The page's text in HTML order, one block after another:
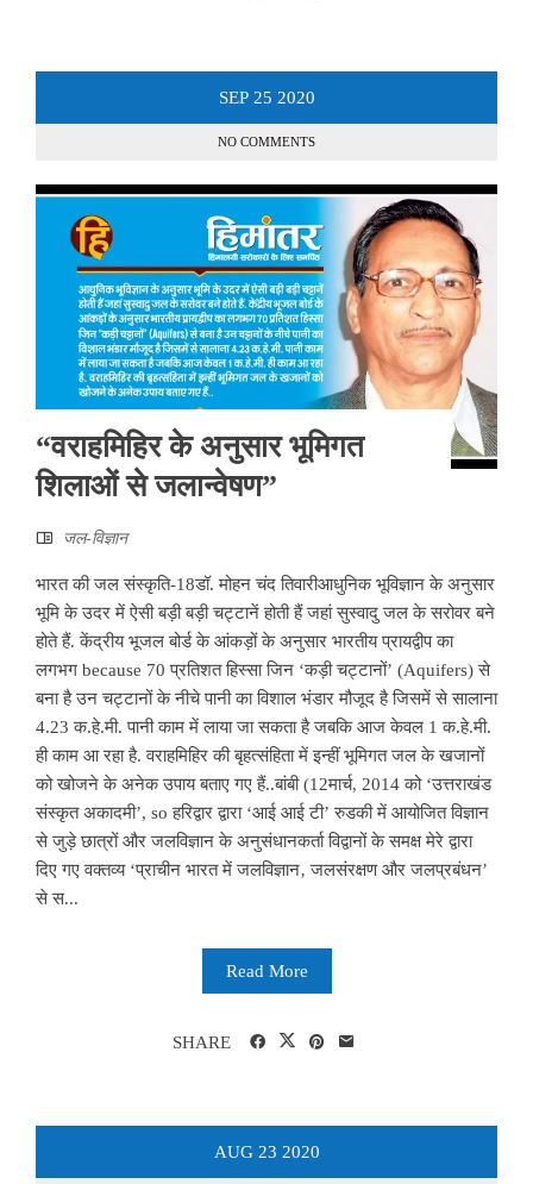
SEP 25 2020
NO COMMENTS
“वराहमिहिर के अनुसार भूमिगत
शिलाओं से जलान्वेषण”
जल-विज्ञान
भारत की जल संस्कृति-18डॉ. मोहन चंद तिवारीआधुनिक भूविज्ञान के अनुसार
भूमि के उदर में ऐसी बड़ी बड़ी चट्टानें होती हैं जहां सुस्वादु जल के सरोवर बने
होते हैं. केंद्रीय भूजल बोर्ड के आंकड़ों के अनुसार भारतीय प्रायद्वीप का
लगभग because 70 प्रतिशत हिस्सा जिन ‘कड़ी चट्टानों’ (Aquifers) से
बना है उन चट्टानों के नीचे पानी का विशाल भंडार मौजूद है जिसमें से सालाना
4.23 क.हे.मी. पानी काम में लाया जा सकता है जबकि आज केवल 1 क.हे.मी.
ही काम आ रहा है. वराहमिहिर की बृहत्संहिता में इन्हीं भूमिगत जल के खजानों
को खोजने के अनेक उपाय बताए गए हैं..बांबी (12मार्च, 2014 को ‘उत्तराखंड
संस्कृत अकादमी’, so हरिद्वार द्वारा ‘आई आई टी’ रुडकी में आयोजित विज्ञान
से जुड़े छात्रों और जलविज्ञान के अनुसंधानकर्ता विद्वानों के समक्ष मेरे द्वारा
दिए गए वक्तव्य ‘प्राचीन भारत में जलविज्ञान‚ जलसंरक्षण और जलप्रबंधन’
से स...
Read More
SHARE
AUG 23 2020